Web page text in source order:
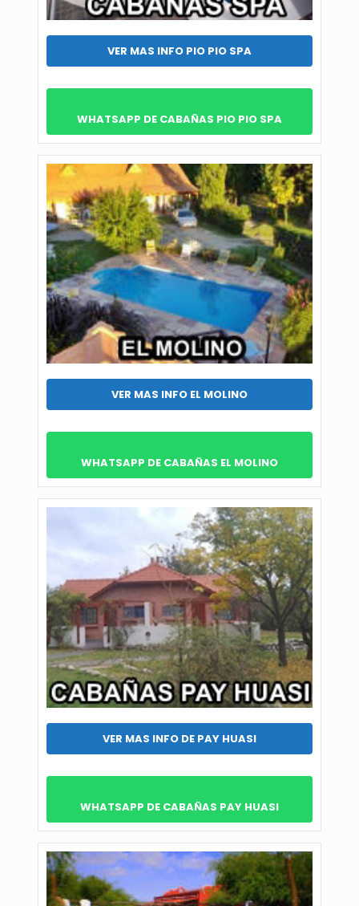
VER MAS INFO PIO PIO SPA
WHATSAPP DE CABAÑAS PIO PIO SPA
VER MAS INFO EL MOLINO
WHATSAPP DE CABAÑAS EL MOLINO
VER MAS INFO DE PAY HUASI
WHATSAPP DE CABAÑAS PAY HUASI